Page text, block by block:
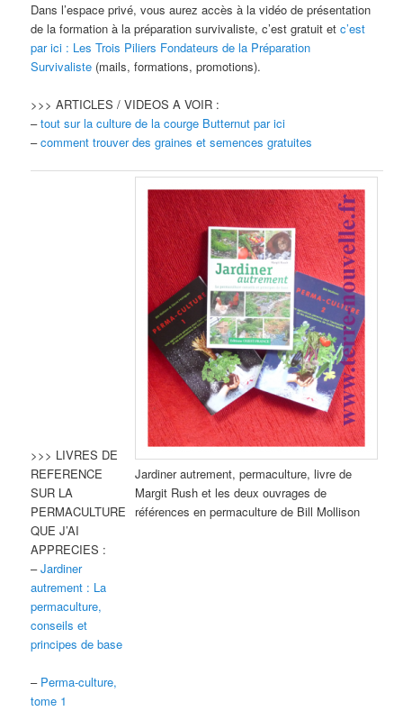
Dans l’espace privé, vous aurez accès à la vidéo de présentation
de la formation à la préparation survivaliste, c’est gratuit etc’est
par ici : Les Trois Piliers Fondateurs de la Préparation
Survivaliste (mails, formations, promotions).
>>> ARTICLES / VIDEOS A VOIR :
–tout sur la culture de la courge Butternut par ici
–comment trouver des graines et semences gratuites
>>> LIVRES DE
REFERENCE
SUR LA
PERMACULTURE
QUE J’AI
APPRECIES :
–Jardiner
autrement : La
permaculture,
conseils et
principes de base
– Perma-culture,
tome 1
Jardiner autrement, permaculture, livre de
Margit Rush et les deux ouvrages de
références en permaculture de Bill Mollison